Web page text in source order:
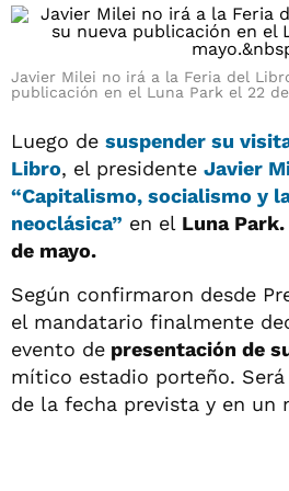
Javier Milei no irá a la Feria del
publicación en el Luna Park el 22
Luego de suspender su
Libro, el presidente Javier
“Capitalismo, socialismo y
neoclásica” en el Luna
de mayo.
Según confirmaron desde
el mandatario finalmente
evento de presentación de
mítico estadio porteño. Será
de la fecha prevista y en un